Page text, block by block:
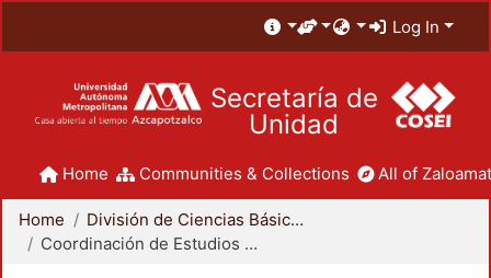
Log In
Secretaría de
Unidad
Home Communities & Collections All of
Home
División de Ciencias Básicas e Ingeniería
Coordinación de Estudios de Posgrado - CBI